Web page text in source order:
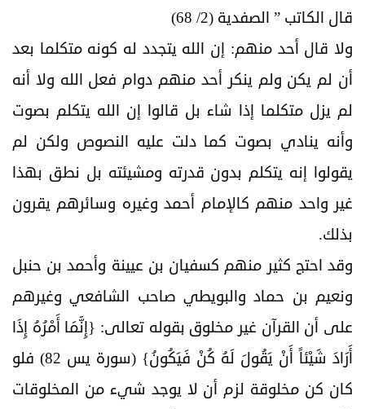
قال الكاتب ” الصفدية (2/ 68)
ولا قال أحد منهم: إن الله يتجدد له كونه متكلما بعد
أن لم يكن ولم ينكر أحد منهم دوام فعل الله ولا أنه
لم يزل متكلما إذا شاء بل قالوا إن الله يتكلم بصوت
وأنه ينادي بصوت كما دلت عليه النصوص ولكن لم
يقولوا إنه يتكلم بدون قدرته ومشيئته بل نطق بهذا
غير واحد منهم كالإمام أحمد وغيره وسائرهم يقرون
بذلك.
وقد احتج كثير منهم كسفيان بن عيينة وأحمد بن حنبل
ونعيم بن حماد والبويطي صاحب الشافعي وغيرهم
على أن القرآن غير مخلوق بقوله تعالى: {إِنَّمَا أَمْرُهُ إِذَا
أَرَادَ شَيْئاً أَنْ يَقُولَ لَهُ كُنْ فَيَكُونُ} (سورة يس 82) فلو
كان كن مخلوقة لزم أن لا يوجد شيء من المخلوقات